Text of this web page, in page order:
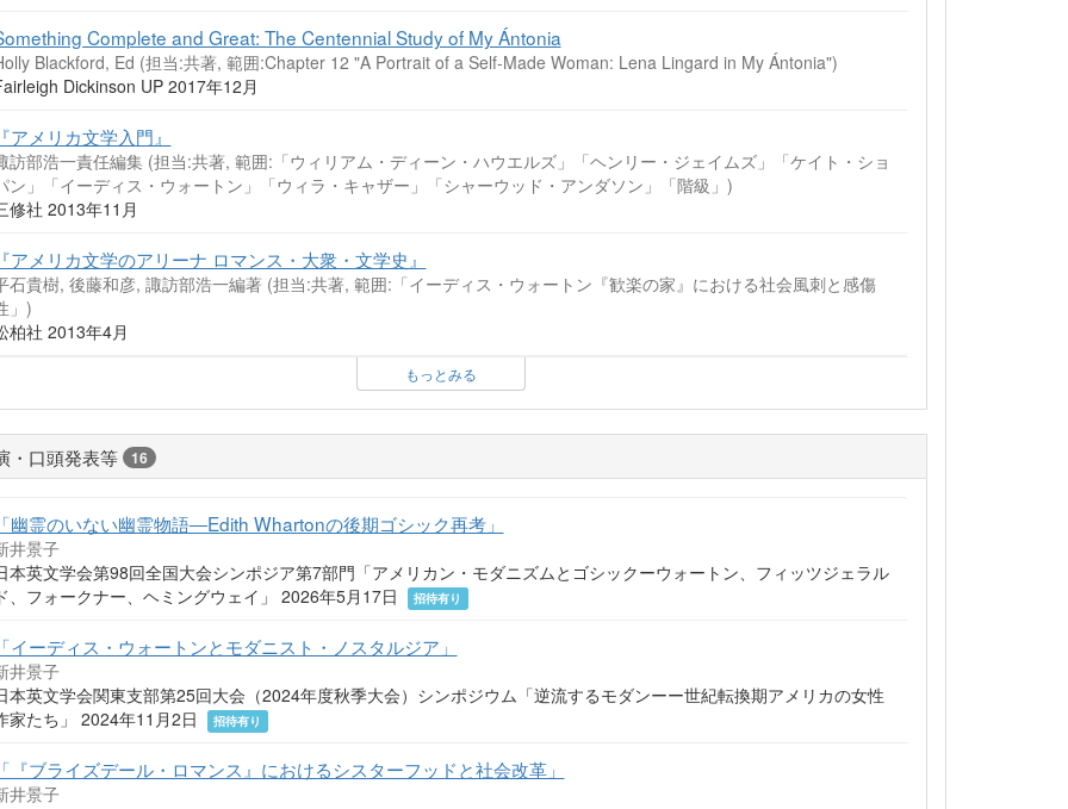
Complete and Great: The Centennial Study of My Ántonia
Blackford, Ed (担当:共著, 範囲:Chapter 12 "A Portrait of a Self-Made Woman: Lena Lingard in My Ántonia")
Dickinson UP 2017年12月
アメリカ文学入門』
訪部浩一責任編集 (担当:共著, 範囲:「ウィリアム・ディーン・ハウエルズ」「ヘンリー・ジェイムズ」「ケイト・ショ
ン」「イーディス・ウォートン」「ウィラ・キャザー」「シャーウッド・アンダソン」「階級」)
修社 2013年11月
アメリカ文学のアリーナ ロマンス・大衆・文学史』
石貴樹, 後藤和彦, 諏訪部浩一編著 (担当:共著, 範囲:「イーディス・ウォートン『歓楽の家』における社会風刺と感傷
」)
柏社 2013年4月
もっとみる
・口頭発表等 16
幽霊のいない幽霊物語―Edith Whartonの後期ゴシック再考」
井景子
本英文学会第98回全国大会シンポジア第7部門「アメリカン・モダニズムとゴシックーウォートン、フィッツジェラル
、フォークナー、ヘミングウェイ」 2026年5月17日
招待有り
イーディス・ウォートンとモダニスト・ノスタルジア」
井景子
本英文学会関東支部第25回大会（2024年度秋季大会）シンポジウム「逆流するモダンーー世紀転換期アメリカの女性
家たち」 2024年11月2日
招待有り
『ブライズデール・ロマンス』におけるシスターフッドと社会改革」
井景子